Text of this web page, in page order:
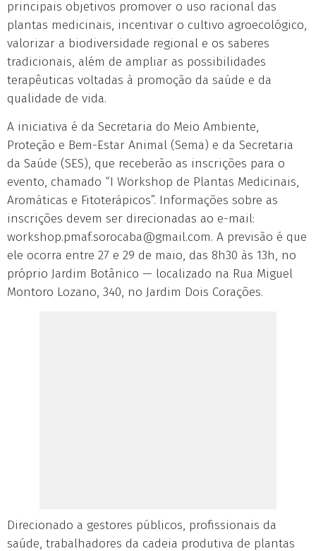
principais objetivos promover o uso racional das
plantas medicinais, incentivar o cultivo agroecológico,
valorizar a biodiversidade regional e os saberes
tradicionais, além de ampliar as possibilidades
terapêuticas voltadas à promoção da saúde e da
qualidade de vida.
A iniciativa é da Secretaria do Meio Ambiente,
Proteção e Bem-Estar Animal (Sema) e da Secretaria
da Saúde (SES), que receberão as inscrições para o
evento, chamado “I Workshop de Plantas Medicinais,
Aromáticas e Fitoterápicos”. Informações sobre as
inscrições devem ser direcionadas ao e-mail:
workshop.pmaf.sorocaba@gmail.com. A previsão é que
ele ocorra entre 27 e 29 de maio, das 8h30 às 13h, no
próprio Jardim Botânico — localizado na Rua Miguel
Montoro Lozano, 340, no Jardim Dois Corações.
Direcionado a gestores públicos, profissionais da
saúde, trabalhadores da cadeia produtiva de plantas